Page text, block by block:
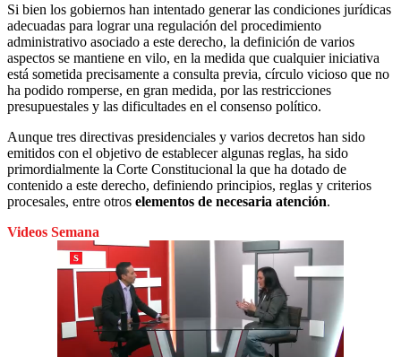
Si bien los gobiernos han intentado generar las condiciones jurídicas
adecuadas para lograr una regulación del procedimiento
administrativo asociado a este derecho, la definición de varios
aspectos se mantiene en vilo, en la medida que cualquier iniciativa
está sometida precisamente a consulta previa, círculo vicioso que no
ha podido romperse, en gran medida, por las restricciones
presupuestales y las dificultades en el consenso político.
Aunque tres directivas presidenciales y varios decretos han sido
emitidos con el objetivo de establecer algunas reglas, ha sido
primordialmente la Corte Constitucional la que ha dotado de
contenido a este derecho, definiendo principios, reglas y criterios
procesales, entre otros elementos de necesaria atención.
Videos Semana